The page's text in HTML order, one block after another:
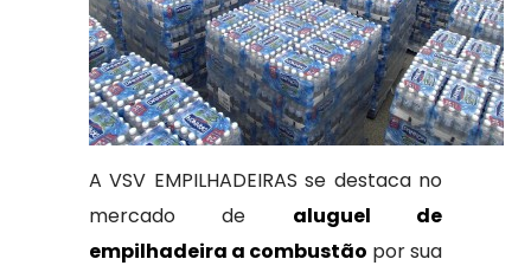
A VSV EMPILHADEIRAS se destaca no
mercado de aluguel de
empilhadeira a combustão por sua